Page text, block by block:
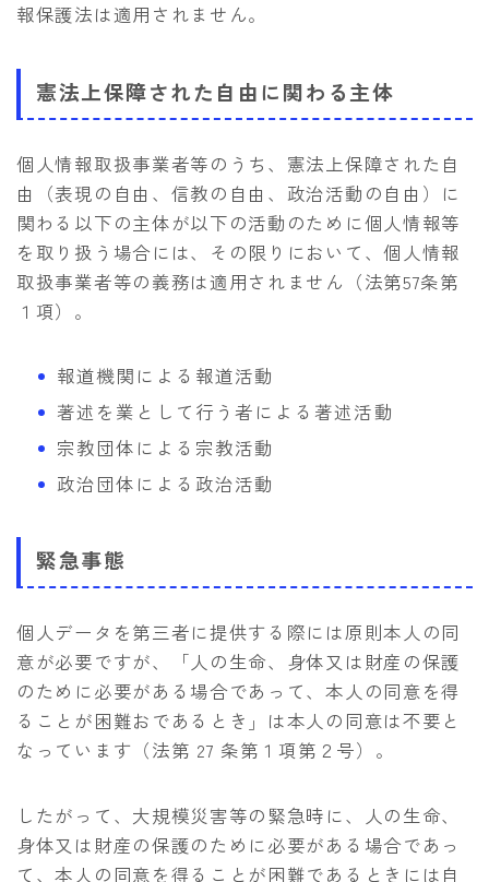
報保護法は適用されません。
憲法上保障された自由に関わる主体
個人情報取扱事業者等のうち、憲法上保障された自
由（表現の自由、信教の自由、政治活動の自由）に
関わる以下の主体が以下の活動のために個人情報等
を取り扱う場合には、その限りにおいて、個人情報
取扱事業者等の義務は適用されません（法第57条第
１項）。
報道機関による報道活動
著述を業として行う者による著述活動
宗教団体による宗教活動
政治団体による政治活動
緊急事態
個人データを第三者に提供する際には原則本人の同
意が必要ですが、「人の生命、身体又は財産の保護
のために必要がある場合であって、本人の同意を得
ることが困難おであるとき」は本人の同意は不要と
なっています（法第 27 条第１項第２号）。
したがって、大規模災害等の緊急時に、人の生命、
身体又は財産の保護のために必要がある場合であっ
て、本人の同意を得ることが困難であるときには自